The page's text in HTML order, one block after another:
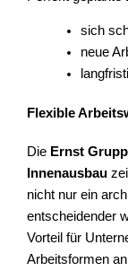
sich
neue
Flexible
Die Ernst
Innenausbau
nicht nur ein
entscheidender
Vorteil für
Arbeitsformen